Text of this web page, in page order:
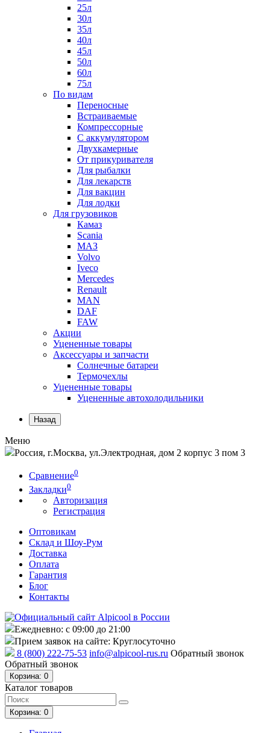
25л
30л
35л
40л
45л
50л
60л
75л
По видам
Переносные
Встраиваемые
Компрессорные
С аккумулятором
Двухкамерные
От прикуривателя
Для рыбалки
Для лекарств
Для вакцин
Для лодки
Для грузовиков
Камаз
Scania
МАЗ
Volvo
Iveco
Mercedes
Renault
MAN
DAF
FAW
Акции
Уцененные товары
Аксессуары и запчасти
Солнечные батареи
Термочехлы
Уцененные товары
Уцененные автохолодильники
Назад
Меню
Россия, г.Москва, ул.Электродная, дом 2 корпус 3 пом 3
Сравнение0
Закладки0
Авторизация
Регистрация
Оптовикам
Склад и Шоу-Рум
Доставка
Оплата
Гарантия
Блог
Контакты
Ежедневно: с 09:00 до 21:00
Прием заявок на сайте: Круглосуточно
8 (800) 222-75-53 info@alpicool-rus.ru Обратный звонок
Обратный звонок
Корзина: 0
Каталог товаров
Корзина: 0